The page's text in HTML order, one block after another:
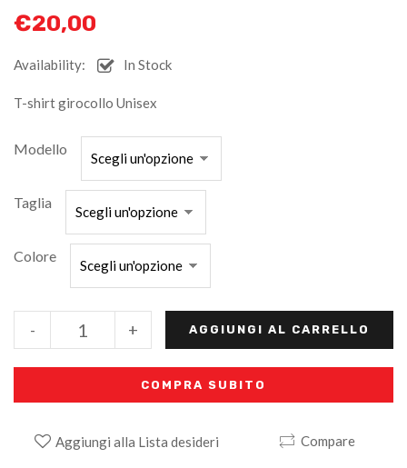
€20,00
Availability: In Stock
T-shirt girocollo Unisex
Modello
Taglia
Colore
+
- AGGIUNGI AL CARRELLO
COMPRA SUBITO
Aggiungi alla Lista desideri Compare